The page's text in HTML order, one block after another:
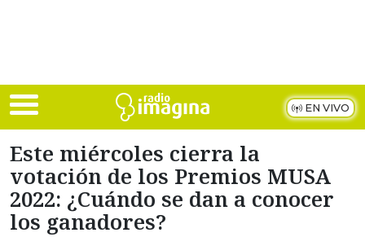
EN VIVO
Este miércoles cierra la
votación de los Premios MUSA
2022: ¿Cuándo se dan a conocer
los ganadores?